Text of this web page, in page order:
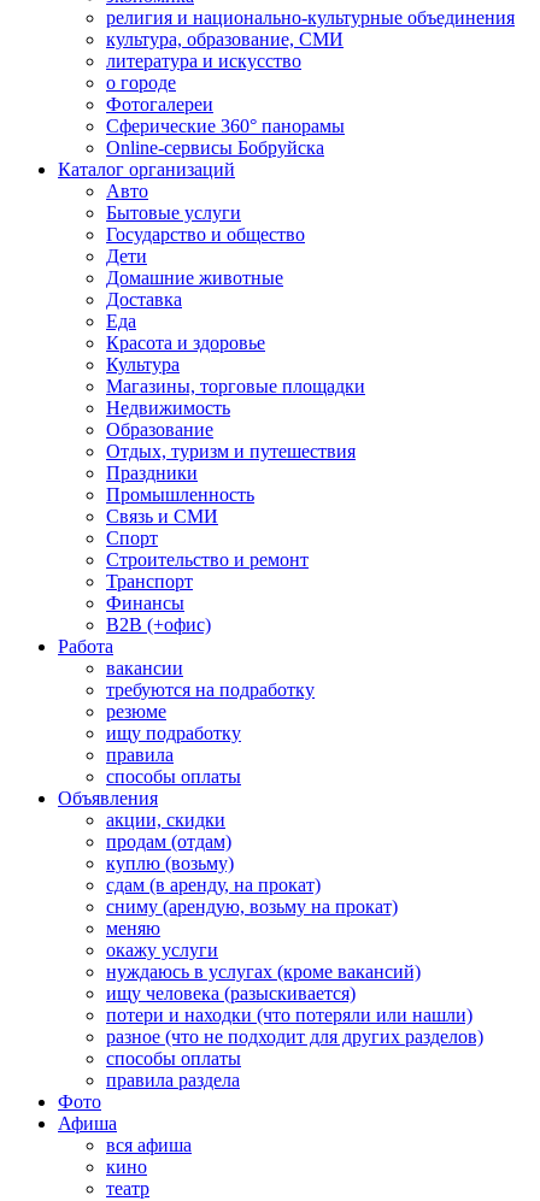
религия и национально-культурные объединения
культура, образование, СМИ
литература и искусство
о городе
Фотогалереи
Сферические 360° панорамы
Online-сервисы Бобруйска
Каталог организаций
Авто
Бытовые услуги
Государство и общество
Дети
Домашние животные
Доставка
Еда
Красота и здоровье
Культура
Магазины, торговые площадки
Недвижимость
Образование
Отдых, туризм и путешествия
Праздники
Промышленность
Связь и СМИ
Спорт
Строительство и ремонт
Транспорт
Финансы
B2B (+офис)
Работа
вакансии
требуются на подработку
резюме
ищу подработку
правила
способы оплаты
Объявления
акции, скидки
продам (отдам)
куплю (возьму)
сдам (в аренду, на прокат)
сниму (арендую, возьму на прокат)
меняю
окажу услуги
нуждаюсь в услугах (кроме вакансий)
ищу человека (разыскивается)
потери и находки (что потеряли или нашли)
разное (что не подходит для других разделов)
способы оплаты
правила раздела
Фото
Афиша
вся афиша
кино
театр